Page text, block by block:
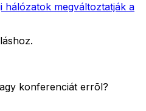
hálózatok megváltoztatják a
konferenciát errõl?